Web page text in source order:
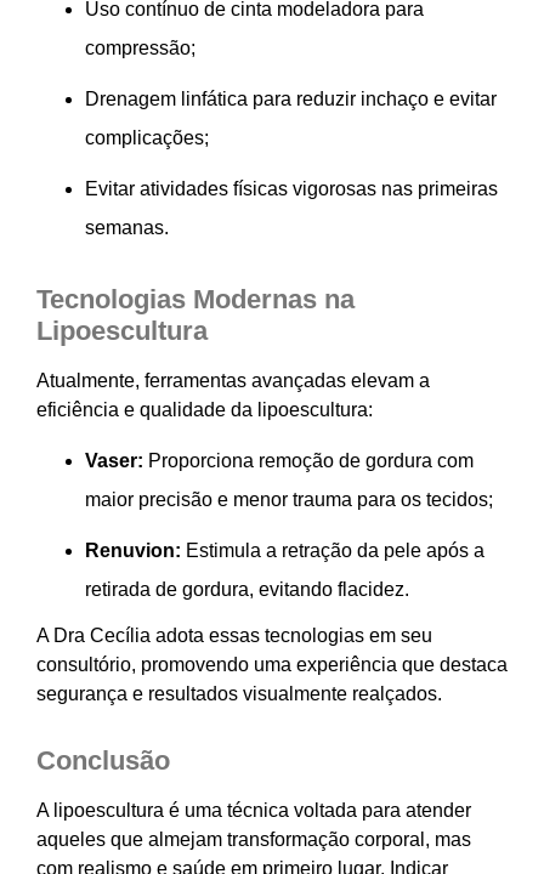
Uso contínuo de cinta modeladora para
compressão;
Drenagem linfática para reduzir inchaço e evitar
complicações;
Evitar atividades físicas vigorosas nas primeiras
semanas.
Tecnologias Modernas na
Lipoescultura
Atualmente, ferramentas avançadas elevam a
eficiência e qualidade da lipoescultura:
Vaser: Proporciona remoção de gordura com
maior precisão e menor trauma para os tecidos;
Renuvion: Estimula a retração da pele após a
retirada de gordura, evitando flacidez.
A Dra Cecília adota essas tecnologias em seu
consultório, promovendo uma experiência que destaca
segurança e resultados visualmente realçados.
Conclusão
A lipoescultura é uma técnica voltada para atender
aqueles que almejam transformação corporal, mas
com realismo e saúde em primeiro lugar. Indicar